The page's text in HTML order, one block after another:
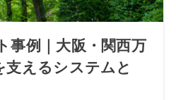
事例｜大阪・関西万
支えるシステムと